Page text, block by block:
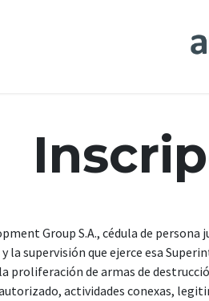
Group S.A., cédula de
la supervisión que ejerce esa
de armas de
actividades conexas,